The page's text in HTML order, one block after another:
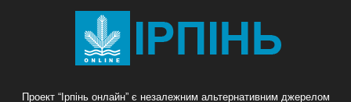
Проект “Ірпінь онлайн” є незалежним альтернативним джерелом